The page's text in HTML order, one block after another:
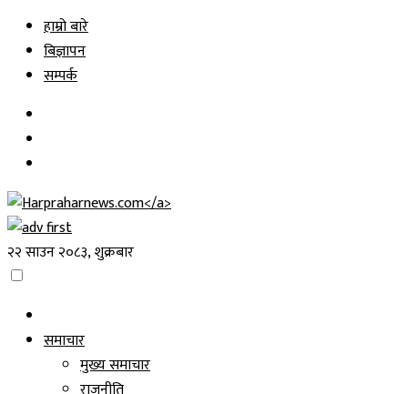
Skip
content
हाम्रो बारे
बिज्ञापन
सम्पर्क
२२ साउन २०८३, शुक्रबार
समाचार
मुख्य समाचार